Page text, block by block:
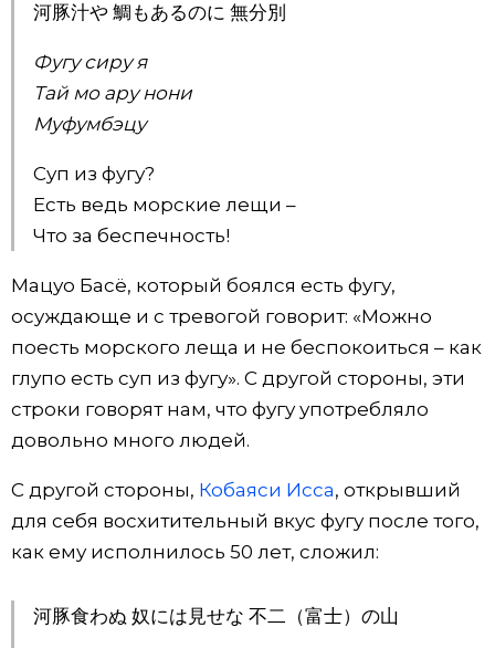
河豚汁や 鯛もあるのに 無分別
Фугу сиру я
Тай мо ару нони
Муфумбэцу
Суп из фугу?
Есть ведь морские лещи –
Что за беспечность!
Мацуо Басё, который боялся есть фугу,
осуждающе и с тревогой говорит: «Можно
поесть морского леща и не беспокоиться – как
глупо есть суп из фугу». С другой стороны, эти
строки говорят нам, что фугу употребляло
довольно много людей.
С другой стороны, Кобаяси Исса, открывший
для себя восхитительный вкус фугу после того,
как ему исполнилось 50 лет, сложил:
河豚食わぬ 奴には見せな 不二（富士）の山